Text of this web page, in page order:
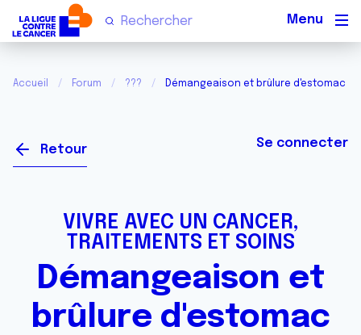
Accueil Forum ??? Démangeaison et brûlure d'estomac
Retour Se connecter
VIVRE AVEC UN CANCER,
TRAITEMENTS ET SOINS
Démangeaison et
brûlure d'estomac